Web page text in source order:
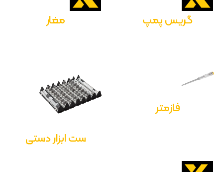
گریس پمپ مغار
فازمتر
ست ابزار دستی